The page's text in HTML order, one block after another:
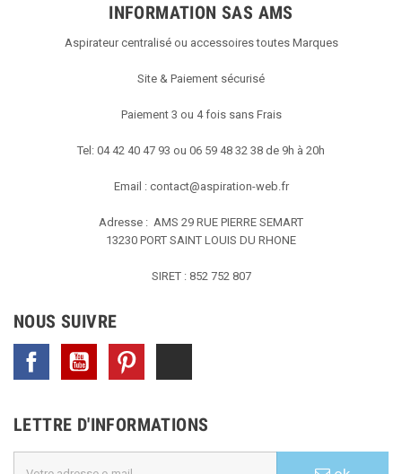
INFORMATION SAS AMS
Aspirateur centralisé ou accessoires toutes Marques
Site & Paiement sécurisé
Paiement 3 ou 4 fois sans Frais
Tel: 04 42 40 47 93 ou 06 59 48 32 38 de 9h à 20h
Email : contact@aspiration-web.fr
Adresse : AMS 29 RUE PIERRE SEMART
13230 PORT SAINT LOUIS DU RHONE
SIRET : 852 752 807
NOUS SUIVRE
Facebook YouTube
LETTRE D'INFORMATIONS